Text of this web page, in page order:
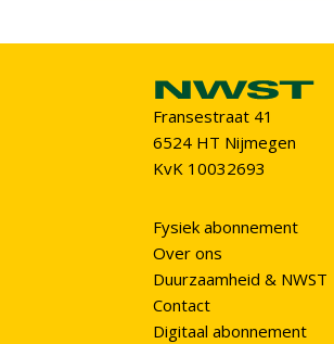
Fransestraat 41
6524 HT Nijmegen
KvK 10032693
Fysiek abonnement
Over ons
Duurzaamheid & NWST
Contact
Digitaal abonnement